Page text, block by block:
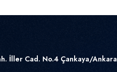
İller Cad. No.4 Çankaya/Ankara